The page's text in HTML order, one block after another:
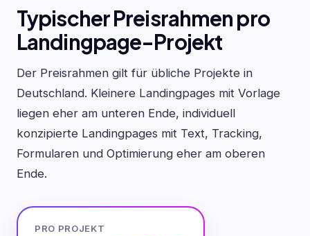
Typischer Preisrahmen pro
Landingpage-Projekt
Der Preisrahmen gilt für übliche Projekte in
Deutschland. Kleinere Landingpages mit Vorlage
liegen eher am unteren Ende, individuell
konzipierte Landingpages mit Text, Tracking,
Formularen und Optimierung eher am oberen
Ende.
PRO PROJEKT